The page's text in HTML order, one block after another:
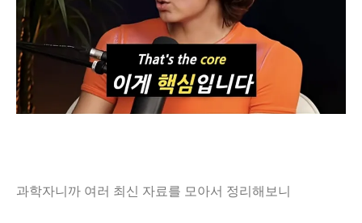
과학자니까 여러 최신 자료를 모아서 정리해보니